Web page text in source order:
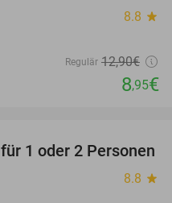
8.8 star
Regulär 12,90€
8,95€
34%
1 oder 2 Personen
8.8 star